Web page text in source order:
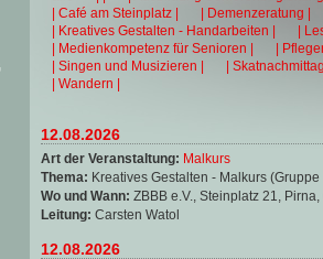
| Café am Steinplatz |
| Demenzeratung |
| Kreatives Gestalten - Handarbeiten |
|
| Medienkompetenz für Senioren |
|
| Singen und Musizieren |
|
| Wandern |
12.08.2026
Art der Veranstaltung: Malkurs
Thema: Kreatives Gestalten - Malkurs (Gruppe
Wo und Wann: ZBBB e.V., Steinplatz 21,
Leitung: Carsten Watol
12.08.2026